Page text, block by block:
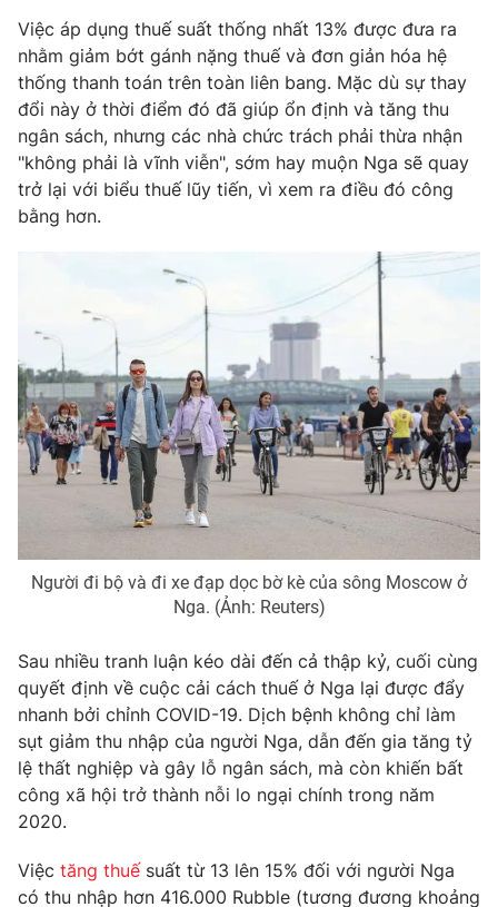
Chất lượng cuộc sống
Học trực tuyến
Công nghệ
Hitech Công nghệ tương lai
Sản phẩm
Thị trường
Tư vấn
Giao lưu trực tuyến
Lịch phát sóng
Chuyên mục khác
Photo Infographic
Video Shorts video
VTV Money VTV Thể thao
VTV Sức khoẻ Bất động sản
Thị trường 24h Tấm lòng Việt
VTV4 Vươn mình bằng AI
VTV9 VTV8
Liên hệ tòa soạn English
Việc áp dụng thuế suất thống nhất 13% được đưa ra
nhằm giảm bớt gánh nặng thuế và đơn giản hóa hệ
thống thanh toán trên toàn liên bang. Mặc dù sự thay
đổi này ở thời điểm đó đã giúp ổn định và tăng thu
ngân sách, nhưng các nhà chức trách phải thừa nhận
"không phải là vĩnh viễn", sớm hay muộn Nga sẽ quay
trở lại với biểu thuế lũy tiến, vì xem ra điều đó công
bằng hơn.
Người đi bộ và đi xe đạp dọc bờ kè của sông Moscow ở
Nga. (Ảnh: Reuters)
Sau nhiều tranh luận kéo dài đến cả thập kỷ, cuối cùng
quyết định về cuộc cải cách thuế ở Nga lại được đẩy
nhanh bởi chỉnh COVID-19. Dịch bệnh không chỉ làm
sụt giảm thu nhập của người Nga, dẫn đến gia tăng tỷ
lệ thất nghiệp và gây lỗ ngân sách, mà còn khiến bất
công xã hội trở thành nỗi lo ngại chính trong năm
2020.
Việc tăng thuếsuất từ 13 lên 15% đối với người Nga
có thu nhập hơn 416.000 Rubble (tương đương khoảng